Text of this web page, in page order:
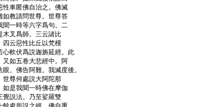
性車匿佛自治之。佛滅
如教請問世尊。世尊答
聞一時等六字爲句。二
木叉爲師。三云諸比
四云惡性比丘以梵檀
心軟伏爲説迦旃延經。此
又如五卷大悲經中。阿
。佛告阿難。我滅度後。
世尊何處説大阿陀那
如是我聞一時佛在摩伽
覺説法。乃至娑羅雙